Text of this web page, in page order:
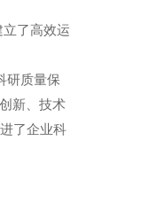
了高效运
研质量保
新、技术
了企业科